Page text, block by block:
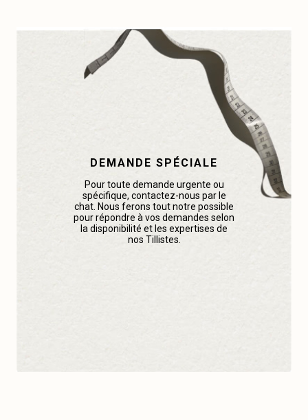
DEMANDE SPÉCIALE
Pour toute demande urgente ou
spécifique, contactez-nous par le
chat. Nous ferons tout notre possible
pour répondre à vos demandes selon
la disponibilité et les expertises de
nos Tillistes.